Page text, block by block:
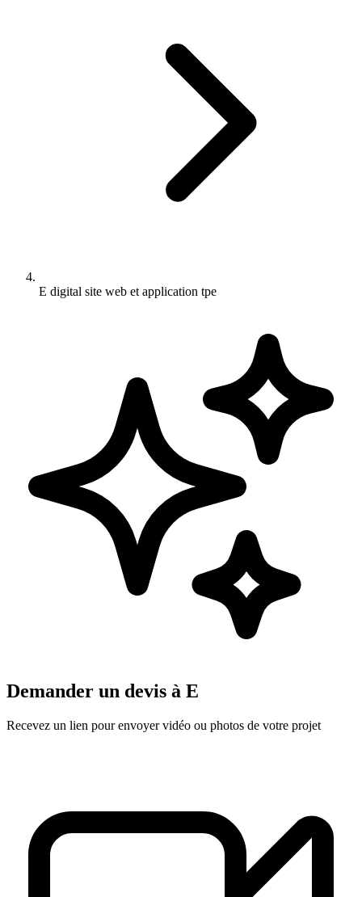
E digital site web et application tpe
Demander un devis à E
Recevez un lien pour envoyer vidéo ou photos de votre projet